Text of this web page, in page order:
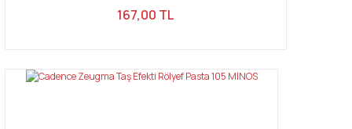
167,00 TL